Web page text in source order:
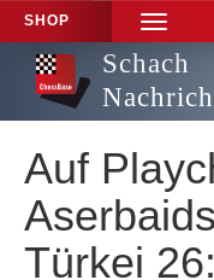
SHOP
TOGGLE
Schach
Auf
Türkei